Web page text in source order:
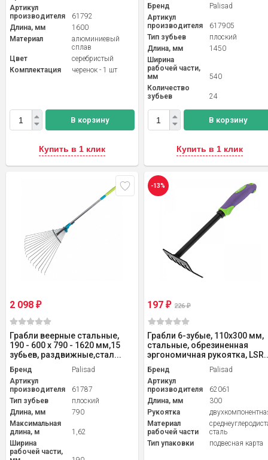
Артикул
производителя
61792
Длина, мм
1600
Материал
алюминиевый
сплав
Цвет
серебристый
Комплектация
черенок - 1 шт
В корзину
Купить в 1 клик
Бренд
Palisad
Артикул
производителя
617905
Тип зубьев
плоский
Длина, мм
1450
Ширина
рабочей части,
мм
540
Количество
зубьев
24
В корзину
Купить в 1 клик
2 098 ₽
Грабли веерные стальные,
190 - 600 х 790 - 1620 мм,15
зубьев, раздвижные,стал...
Бренд
Palisad
Артикул
производителя
61787
Тип зубьев
плоский
Длина, мм
790
Максимальная
длина, м
1,62
Ширина
рабочей части,
-13%
197₽ 226₽
Грабли 6-зубые, 110х300 мм,
стальные, обрезиненная
эргономичная рукоятка,
Бренд
Palisad
Артикул
производителя
62061
Длина, мм
300
Рукоятка
Материал
рабочей части
сталь
Тип упаковки
подвесная карта